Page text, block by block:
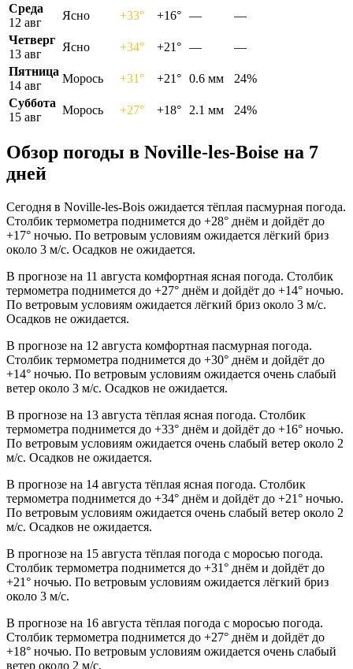
Среда
12 авг
Ясно +33° +16° —
—
Четверг
13 авг
Ясно +34° +21° —
—
Пятница
14 авг
Морось +31° +21° 0.6 мм
24%
Суббота
15 авг
Морось +27° +18° 2.1 мм 24%
Обзор погоды в Noville-les-Boisе на 7
дней
Сегодня в Noville-les-Bois ожидается тёплая пасмурная погода.
Столбик термометра поднимется до +28° днём и дойдёт до
+17° ночью. По ветровым условиям ожидается лёгкий бриз
около 3 м/с. Осадков не ожидается.
В прогнозе на 11 августа комфортная ясная погода. Столбик
термометра поднимется до +27° днём и дойдёт до +14° ночью.
По ветровым условиям ожидается лёгкий бриз около 3 м/с.
Осадков не ожидается.
В прогнозе на 12 августа комфортная пасмурная погода.
Столбик термометра поднимется до +30° днём и дойдёт до
+14° ночью. По ветровым условиям ожидается очень слабый
ветер около 3 м/с. Осадков не ожидается.
В прогнозе на 13 августа тёплая ясная погода. Столбик
термометра поднимется до +33° днём и дойдёт до +16° ночью.
По ветровым условиям ожидается очень слабый ветер около 2
м/с. Осадков не ожидается.
В прогнозе на 14 августа тёплая ясная погода. Столбик
термометра поднимется до +34° днём и дойдёт до +21° ночью.
По ветровым условиям ожидается очень слабый ветер около 2
м/с. Осадков не ожидается.
В прогнозе на 15 августа тёплая погода с моросью погода.
Столбик термометра поднимется до +31° днём и дойдёт до
+21° ночью. По ветровым условиям ожидается лёгкий бриз
около 3 м/с.
В прогнозе на 16 августа тёплая погода с моросью погода.
Столбик термометра поднимется до +27° днём и дойдёт до
+18° ночью. По ветровым условиям ожидается очень слабый
ветер около 2 м/с.